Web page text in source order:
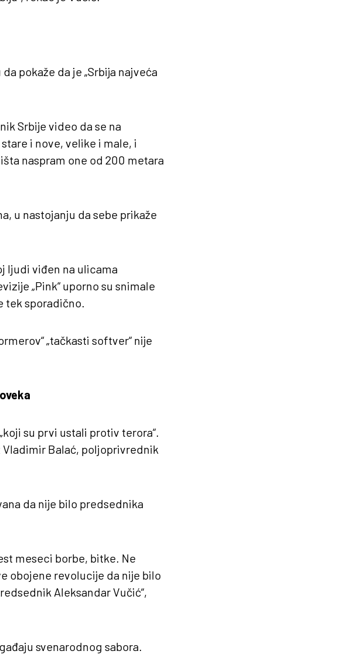
pokaže da je „Srbija najveća
Srbije video da se na
i nove, velike i male, i
naspram one od 200 metara
u nastojanju da sebe prikaže
ljudi viđen na ulicama
„Pink“ uporno su snimale
tek sporadično.
„tačkasti softver“ nije
su prvi ustali protiv terora“.
Balać, poljoprivrednik
da nije bilo predsednika
meseci borbe, bitke. Ne
obojene revolucije da nije bilo
Aleksandar Vučić“,
svenarodnog sabora.